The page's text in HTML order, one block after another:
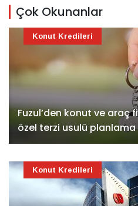
Çok Okunanlar
Fuzul’den konut ve araç
özel terzi usulü planlama
Konut Kredileri
Konut Kredileri